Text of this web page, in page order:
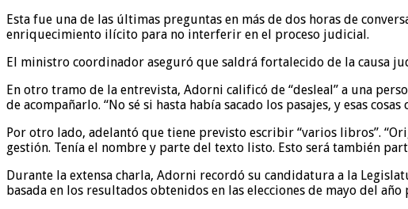
Esta fue una de las últimas preguntas en más de dos horas de
enriquecimiento ilícito para no interferir en el proceso judicial.
El ministro coordinador aseguró que saldrá fortalecido de la causa
En otro tramo de la entrevista, Adorni calificó de “desleal” a una
de acompañarlo. “No sé si hasta había sacado los pasajes, y esas
Por otro lado, adelantó que tiene previsto escribir “varios libros”.
gestión. Tenía el nombre y parte del texto listo. Esto será también
Durante la extensa charla, Adorni recordó su candidatura a la
basada en los resultados obtenidos en las elecciones de mayo del año